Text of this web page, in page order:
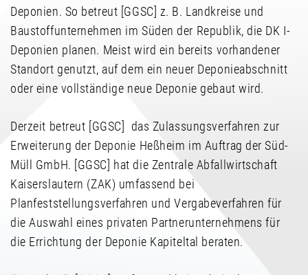
Deponien. So betreut [GGSC] z. B. Landkreise und
Baustoffunternehmen im Süden der Republik, die DK I-
Deponien planen. Meist wird ein bereits vorhandener
Standort genutzt, auf dem ein neuer Deponieabschnitt
oder eine vollständige neue Deponie gebaut wird.
Derzeit betreut [GGSC] das Zulassungsverfahren zur
Erweiterung der Deponie Heßheim im Auftrag der Süd-
Müll GmbH. [GGSC] hat die Zentrale Abfallwirtschaft
Kaiserslautern (ZAK) umfassend bei
Planfeststellungsverfahren und Vergabeverfahren für
die Auswahl eines privaten Partnerunternehmens für
die Errichtung der Deponie Kapiteltal beraten.